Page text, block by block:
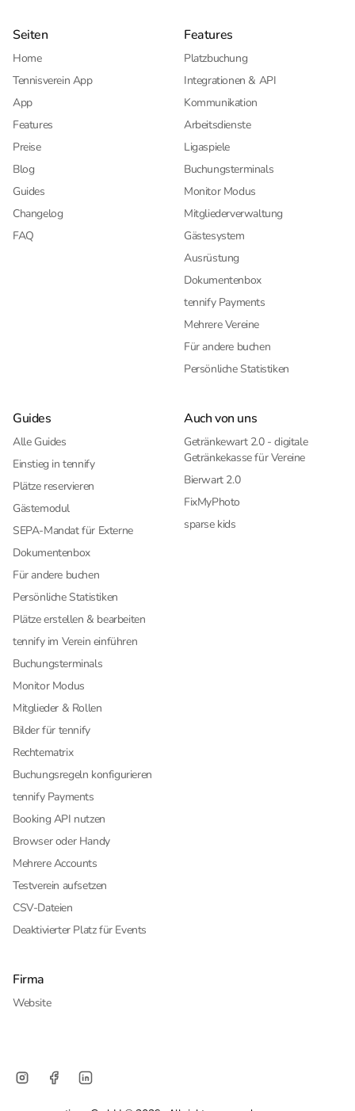
Seiten
Home
Tennisverein App
App
Features
Preise
Blog
Guides
Changelog
FAQ
Features
Platzbuchung
Integrationen & API
Kommunikation
Arbeitsdienste
Ligaspiele
Buchungsterminals
Monitor Modus
Mitgliederverwaltung
Gästesystem
Ausrüstung
Dokumentenbox
tennify Payments
Mehrere Vereine
Für andere buchen
Persönliche Statistiken
Guides
Alle Guides
Einstieg in tennify
Plätze reservieren
Gästemodul
SEPA-Mandat für Externe
Dokumentenbox
Für andere buchen
Persönliche Statistiken
Plätze erstellen & bearbeiten
tennify im Verein einführen
Buchungsterminals
Monitor Modus
Mitglieder & Rollen
Bilder für tennify
Rechtematrix
Buchungsregeln konfigurieren
tennify Payments
Booking API nutzen
Browser oder Handy
Mehrere Accounts
Testverein aufsetzen
CSV-Dateien
Deaktivierter Platz für Events
Auch von uns
Getränkewart 2.0 - digitale
Getränkekasse für Vereine
Bierwart 2.0
FixMyPhoto
sparse kids
Firma
Website